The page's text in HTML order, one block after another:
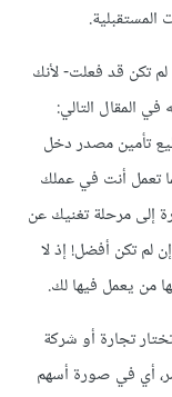
تكن قد فعلت- لأنك
المقال التالي:
تأمين مصدر دخل
تعمل أنت في عملك
إلى مرحلة تغنيك عن
لم تكن أفضل! إذ لا
من يعمل فيها لك.
تجارة أو شركة
أي في صورة أسهم